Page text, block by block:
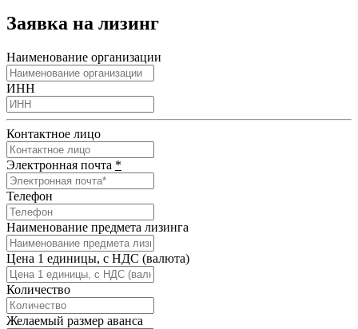
Заявка на лизинг
Наименование организации
ИНН
Контактное лицо
Электронная почта *
Телефон
Наименование предмета лизинга
Цена 1 единицы, с НДС (валюта)
Количество
Желаемый размер аванса